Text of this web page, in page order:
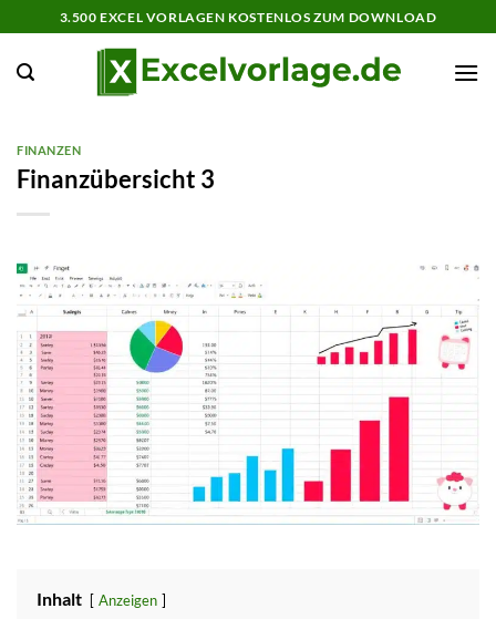
Inhalt
springen
3.500 EXCEL VORLAGEN KOSTENLOS ZUM DOWNLOAD
FINANZEN
Finanzübersicht 3
Inhalt Anzeigen